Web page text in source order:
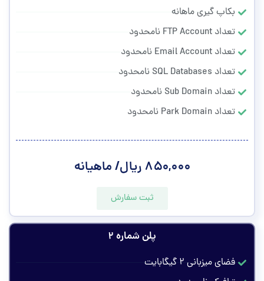
بکاپ گیری ماهانه
تعداد FTP Account نامحدود
تعداد Email Account نامحدود
تعداد SQL Databases نامحدود
تعداد Sub Domain نامحدود
تعداد Park Domain نامحدود
۸۵۰,۰۰۰ ریال/ ماهیانه
ثبت سفارش
پلن شماره ۲
فضای میزبانی ۲ گیگابایت